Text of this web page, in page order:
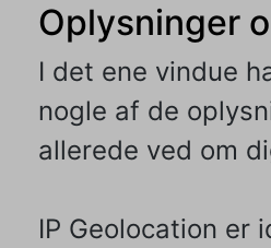
Oplysninger
I det ene vindue
nogle af de
allerede ved om
IP Geolocation er